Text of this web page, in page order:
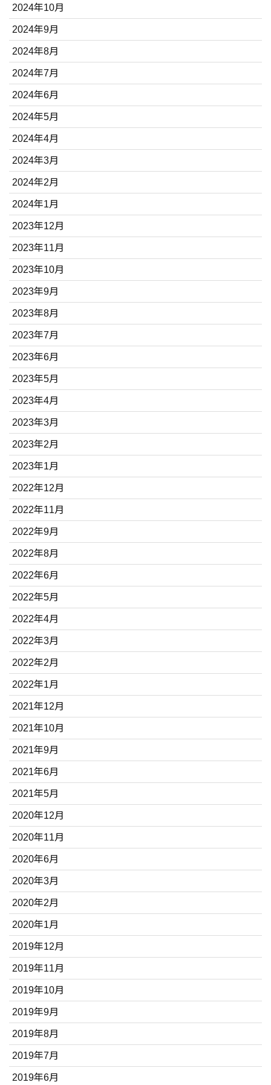
2024年10月
2024年9月
2024年8月
2024年7月
2024年6月
2024年5月
2024年4月
2024年3月
2024年2月
2024年1月
2023年12月
2023年11月
2023年10月
2023年9月
2023年8月
2023年7月
2023年6月
2023年5月
2023年4月
2023年3月
2023年2月
2023年1月
2022年12月
2022年11月
2022年9月
2022年8月
2022年6月
2022年5月
2022年4月
2022年3月
2022年2月
2022年1月
2021年12月
2021年10月
2021年9月
2021年6月
2021年5月
2020年12月
2020年11月
2020年6月
2020年3月
2020年2月
2020年1月
2019年12月
2019年11月
2019年10月
2019年9月
2019年8月
2019年7月
2019年6月